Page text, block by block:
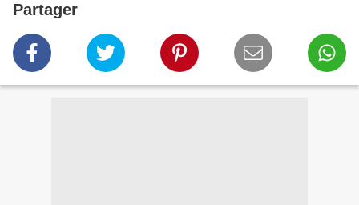
Partager